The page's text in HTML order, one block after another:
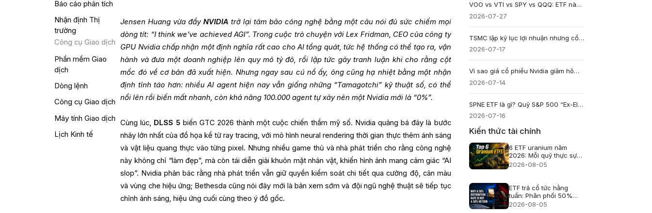
Báo cáo phân tích
Nhận định Thị
trường
Công cụ Giao dịch
Phần mềm Giao
dịch
Dòng lệnh
Công cụ Giao dịch
Máy tính Giao dịch
Lịch Kinh tế
Jensen Huang vừa đẩyNVIDIA trở lại tâm bão công nghệ bằng một câu nói đủ sức chiếm mọi
dòng tít: “I think we’ve achieved AGI”. Trong cuộc trò chuyện với Lex Fridman, CEO của công ty
GPU Nvidia chấp nhận một định nghĩa rất cao cho AI tổng quát, tức hệ thống có thể tạo ra, vận
hành và đưa một doanh nghiệp lên quy mô tỷ đô, rồi lập tức gây tranh luận khi cho rằng cột
mốc đó về cơ bản đã xuất hiện. Nhưng ngay sau cú nổ ấy, ông cũng hạ nhiệt bằng một nhận
định tỉnh táo hơn: nhiều AI agent hiện nay vẫn giống những “Tamagotchi” kỹ thuật số, có thể
nổi lên rồi biến mất nhanh, còn khả năng 100.000 agent tự xây nên một Nvidia mới là “0%”.
Cùng lúc, DLSS 5 biến GTC 2026 thành một cuộc chiến thẩm mỹ số. Nvidia quảng bá đây là bước
nhảy lớn nhất của đồ họa kể từ ray tracing, với mô hình neural rendering thời gian thực thêm ánh sáng
và vật liệu quang thực vào từng pixel. Nhưng nhiều game thủ và nhà phát triển cho rằng công nghệ
này không chỉ “làm đẹp”, mà còn tái diễn giải khuôn mặt nhân vật, khiến hình ảnh mang cảm giác “AI
slop”. Nvidia phản bác rằng nhà phát triển vẫn giữ quyền kiểm soát chi tiết qua cường độ, cân màu
và vùng che hiệu ứng; Bethesda cũng nói đây mới là bản xem sớm và đội ngũ nghệ thuật sẽ tiếp tục
chỉnh ánh sáng, hiệu ứng cuối cùng theo ý đồ gốc.
VOO vs VTI vs SPY vs QQQ: ETF nào phù hợp với bạn?
2026-07-27
TSMC lập kỷ lục lợi nhuận nhưng cổ phiếu vẫn giảm
2026-07-17
Vì sao giá cổ phiếu Nvidia giảm hôm nay?
2026-07-14
SPNE ETF là gì? Quỹ S&P 500 “Ex-Elon” hoạt động ra sao?
2026-07-16
Kiến thức tài chính
6 ETF uranium năm
2026: Mỗi quỹ thực sự
nắm giữ gì?
2026-08-05
ETF trả cổ tức hằng
tuần: Phân phối 50%
không phải lãi 50%
2026-08-05